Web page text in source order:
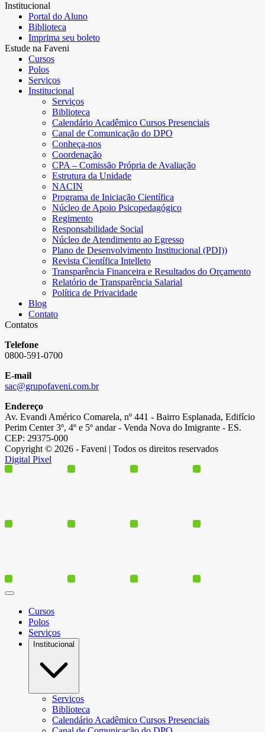
Institucional
Portal do Aluno
Biblioteca
Imprima seu boleto
Estude na Faveni
Cursos
Polos
Serviços
Institucional
Serviços
Biblioteca
Calendário Acadêmico Cursos Presenciais
Canal de Comunicação do DPO
Conheça-nos
Coordenação
CPA – Comissão Própria de Avaliação
Estrutura da Unidade
NACIN
Programa de Iniciação Científica
Núcleo de Apoio Psicopedagógico
Regimento
Responsabilidade Social
Núcleo de Atendimento ao Egresso
Plano de Desenvolvimento Institucional (PDI))
Revista Científica Intelleto
Transparência Financeira e Resultados do Orçamento
Relatório de Transparência Salarial
Política de Privacidade
Blog
Contato
Contatos
Telefone
0800-591-0700
E-mail
sac@grupofaveni.com.br
Endereço
Av. Evandi Américo Comarela, nº 441 - Bairro Esplanada, Edifício
Perim Center 3º, 4º e 5º andar - Venda Nova do Imigrante - ES.
CEP: 29375-000
Copyright © 2026 - Faveni | Todos os direitos reservados
Digital Pixel
Cursos
Polos
Serviços
Institucional
Serviços
Biblioteca
Calendário Acadêmico Cursos Presenciais